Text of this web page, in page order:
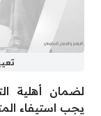
لضمان أهلية
يجب استيفاء